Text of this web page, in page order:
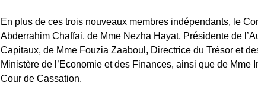
En plus de ces trois nouveaux membres indépendants, le
Abderrahim Chaffai, de Mme Nezha Hayat, Présidente de
Capitaux, de Mme Fouzia Zaaboul, Directrice du Trésor et
Ministère de l’Economie et des Finances, ainsi que de Mme
Cour de Cassation.